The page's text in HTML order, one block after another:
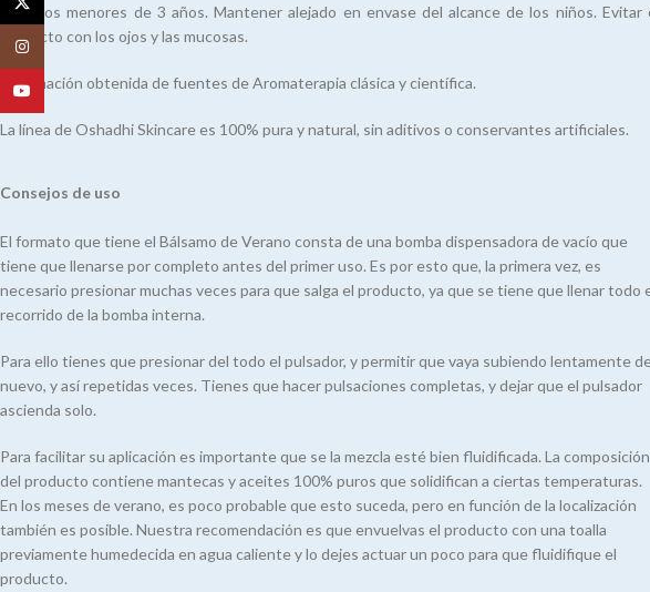
en niños menores de 3 años. Mantener alejado en envase del alcance de los niños. Evitar
contacto con los ojos y las mucosas.
Información obtenida de fuentes de Aromaterapia clásica y científica.
La línea de Oshadhi Skincare es 100% pura y natural, sin aditivos o conservantes artificiales.
Consejos de uso
El formato que tiene el Bálsamo de Verano consta de una bomba dispensadora de vacío que
tiene que llenarse por completo antes del primer uso. Es por esto que, la primera vez, es
necesario presionar muchas veces para que salga el producto, ya que se tiene que llenar todo
recorrido de la bomba interna.
Para ello tienes que presionar del todo el pulsador, y permitir que vaya subiendo lentamente
nuevo, y así repetidas veces. Tienes que hacer pulsaciones completas, y dejar que el pulsador
ascienda solo.
Para facilitar su aplicación es importante que se la mezcla esté bien fluidificada. La composición
del producto contiene mantecas y aceites 100% puros que solidifican a ciertas temperaturas.
En los meses de verano, es poco probable que esto suceda, pero en función de la localización
también es posible. Nuestra recomendación es que envuelvas el producto con una toalla
previamente humedecida en agua caliente y lo dejes actuar un poco para que fluidifique el
producto.
Instagram
YouTube